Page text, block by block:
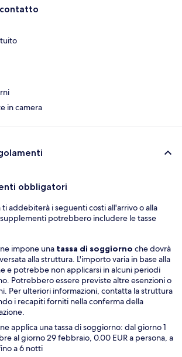
in camera
obbligatori
ti addebiterà i seguenti costi all'arrivo o alla
potrebbero includere le tasse
impone una tassa di soggiorno che dovrà
alla struttura. L'importo varia in base alla
e potrebbe non applicarsi in alcuni periodi
Potrebbero essere previste altre esenzioni o
Per ulteriori informazioni, contatta la struttura
i recapiti forniti nella conferma della
applica una tassa di soggiorno: dal giorno 1
al giorno 29 febbraio, 0.00 EUR a persona, a
a 6 notti